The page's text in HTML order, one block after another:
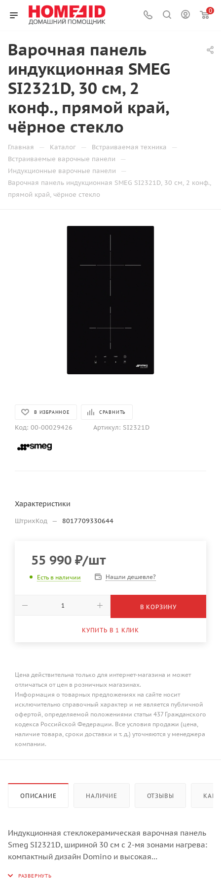
0
Варочная панель
индукционная SMEG
SI2321D, 30 см, 2
конф., прямой край,
чёрное стекло
Главная — Каталог — Встраиваемая техника —
Встраиваемые варочные панели —
Индукционные варочные панели —
Варочная панель индукционная SMEG SI2321D, 30 см, 2 конф.,
прямой край, чёрное стекло
В ИЗБРАННОЕ СРАВНИТЬ
Код: 00-00029426 Артикул: SI2321D
Характеристики
ШтрихКод — 8017709330644
55 990 ₽/шт
Есть в наличии Нашли дешевле?
В КОРЗИНУ
КУПИТЬ В 1 КЛИК
Цена действительна только для интернет-магазина и может
отличаться от цен в розничных магазинах.
Информация о товарных предложениях на сайте носит
исключительно справочный характер и не является публичной
офертой, определяемой положениями статьи 437 Гражданского
кодекса Российской Федерации. Все условия продажи (цена,
наличие товара, сроки доставки и т. д.) уточняются у менеджера
компании.
ОПИСАНИЕ НАЛИЧИЕ ОТЗЫВЫ КАК
Индукционная стеклокерамическая варочная панель
Smeg SI2321D, шириной 30 см с 2-мя зонами нагрева:
компактный дизайн Domino и высокая
управлением для универсального ежедневного